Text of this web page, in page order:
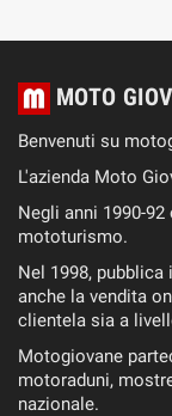
MOTO
Benvenuti su
L'azienda Moto
Negli anni 1990-
mototurismo.
Nel 1998,
anche la vendita
clientela sia a
Motogiovane
motoraduni,
nazionale.